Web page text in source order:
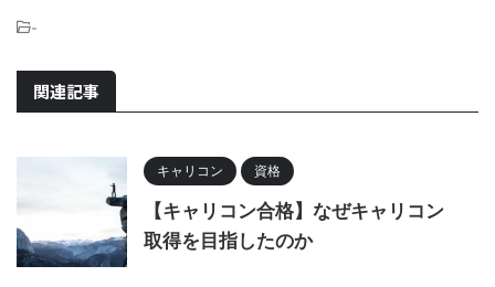
-
関連記事
キャリコン 資格
【キャリコン合格】なぜキャリコン
取得を目指したのか